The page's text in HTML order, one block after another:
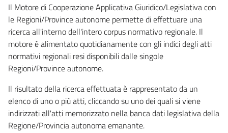
Il Motore di Cooperazione Applicativa Giuridico/Legislativa con
le Regioni/Province autonome permette di effettuare una
ricerca all'interno dell'intero corpus normativo regionale. Il
motore è alimentato quotidianamente con gli indici degli atti
normativi regionali resi disponibili dalle singole
Regioni/Province autonome.
Il risultato della ricerca effettuata è rappresentato da un
elenco di uno o più atti, cliccando su uno dei quali si viene
indirizzati all'atti memorizzato nella banca dati legislativa della
Regione/Provincia autonoma emanante.